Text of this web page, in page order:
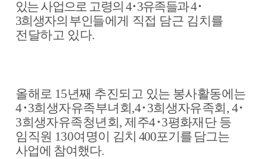
있는 사업으로 고령의 4･3유족들과4･
3희생자의 부인들에게 직접 담근 김치를
전달하고 있다.
올해로 15년째 추진되고 있는 봉사활동에는
4･3희생자유족부녀회,4･ 3희생자유족회 , 4･
3희생자유족청년회,제주4･3평화재단 등
임직원 130여명이 김치 400포기를 담그는
사업에 참여했다.